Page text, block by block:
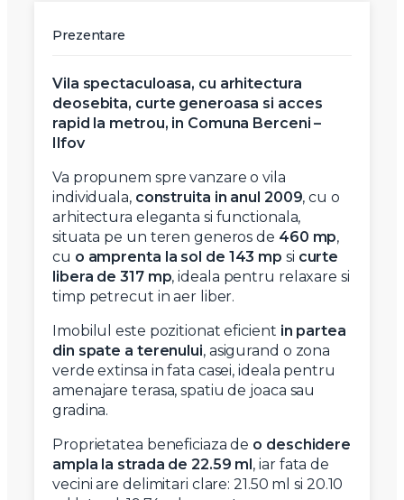
Prezentare
Vila spectaculoasa, cu arhitectura
deosebita, curte generoasa si acces
rapid la metrou, in Comuna Berceni –
Ilfov
Va propunem spre vanzare o vila
individuala, construita in anul 2009, cu o
arhitectura eleganta si functionala,
situata pe un teren generos de 460 mp,
cu o amprenta la sol de 143 mp si curte
libera de 317 mp, ideala pentru relaxare si
timp petrecut in aer liber.
Imobilul este pozitionat eficient in partea
din spate a terenului, asigurand o zona
verde extinsa in fata casei, ideala pentru
amenajare terasa, spatiu de joaca sau
gradina.
Proprietatea beneficiaza de o deschidere
ampla la strada de 22.59 ml , iar fata de
vecini are delimitari clare: 21.50 ml si 20.10